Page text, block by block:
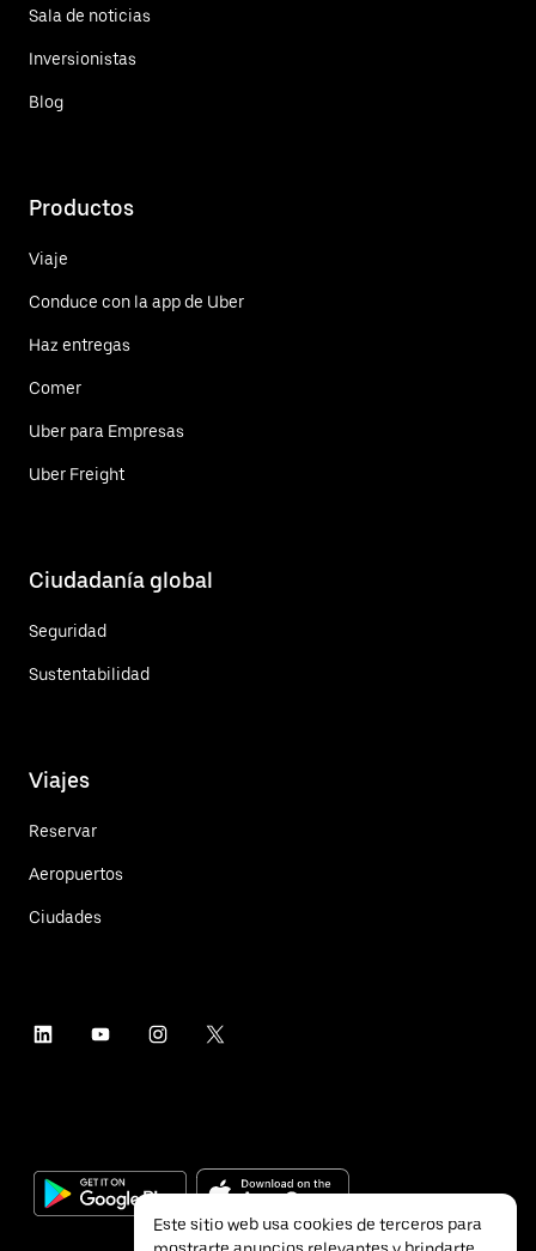
Sala de noticias
Inversionistas
Blog
Productos
Viaje
Conduce con la app de Uber
Haz entregas
Comer
Uber para Empresas
Uber Freight
Ciudadanía global
Seguridad
Sustentabilidad
Viajes
Reservar
Aeropuertos
Ciudades
Este sitio web usa cookies de terceros para